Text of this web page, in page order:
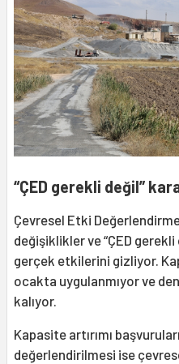
“ÇED gerekli değil”
Çevresel Etki
değişiklikler ve “ÇED
gerçek etkilerini gizliyor.
ocakta uygulanmıyor ve
kalıyor.
Kapasite artırımı
değerlendirilmesi ise